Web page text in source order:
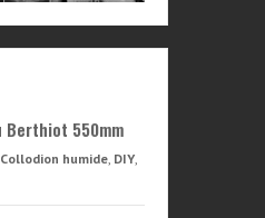
Berthiot 550mm
Collodion humide, DIY,